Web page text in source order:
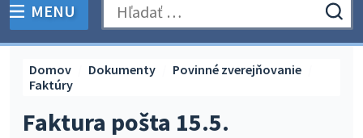
PREPNÚŤ
MENU Hľadať:
Faktura pošta 15.5.
Domov Dokumenty
Povinné zverejňovanie
Faktúry